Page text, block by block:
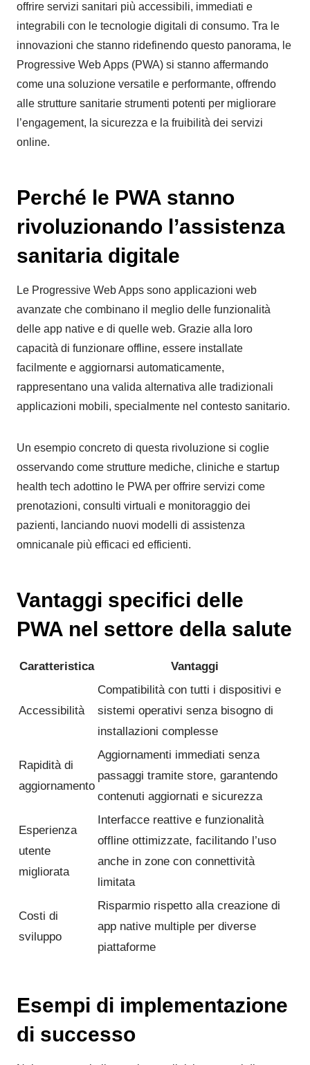
offrire servizi sanitari più accessibili, immediati e
integrabili con le tecnologie digitali di consumo. Tra le
innovazioni che stanno ridefinendo questo panorama, le
Progressive Web Apps (PWA) si stanno affermando
come una soluzione versatile e performante, offrendo
alle strutture sanitarie strumenti potenti per migliorare
l’engagement, la sicurezza e la fruibilità dei servizi
online.
Perché le PWA stanno
rivoluzionando l’assistenza
sanitaria digitale
Le Progressive Web Apps sono applicazioni web
avanzate che combinano il meglio delle funzionalità
delle app native e di quelle web. Grazie alla loro
capacità di funzionare offline, essere installate
facilmente e aggiornarsi automaticamente,
rappresentano una valida alternativa alle tradizionali
applicazioni mobili, specialmente nel contesto sanitario.
Un esempio concreto di questa rivoluzione si coglie
osservando come strutture mediche, cliniche e startup
health tech adottino le PWA per offrire servizi come
prenotazioni, consulti virtuali e monitoraggio dei
pazienti, lanciando nuovi modelli di assistenza
omnicanale più efficaci ed efficienti.
Vantaggi specifici delle
PWA nel settore della salute
Caratteristica Vantaggi
Accessibilità
Compatibilità con tutti i dispositivi e
sistemi operativi senza bisogno di
installazioni complesse
Rapidità di
aggiornamento
Aggiornamenti immediati senza
passaggi tramite store, garantendo
contenuti aggiornati e sicurezza
Esperienza
utente
migliorata
Interfacce reattive e funzionalità
offline ottimizzate, facilitando l’uso
anche in zone con connettività
limitata
Costi di
sviluppo
Risparmio rispetto alla creazione di
app native multiple per diverse
piattaforme
Esempi di implementazione
di successo